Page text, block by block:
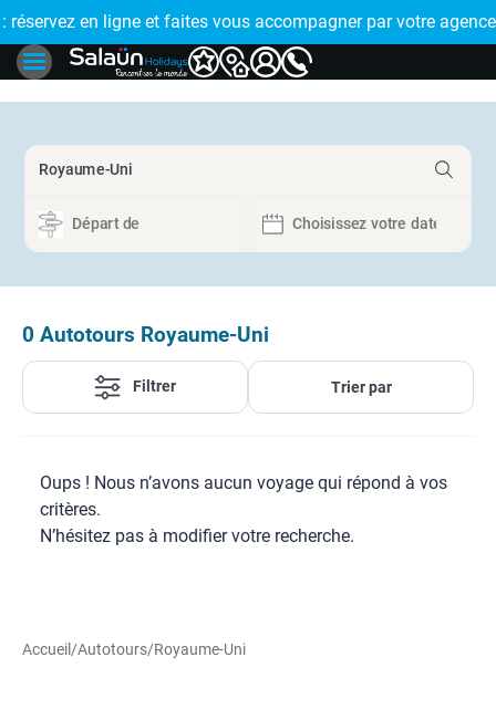
!
: réservez en ligne et faites vous accompagner par votre
🤩
0 Autotours Royaume-Uni
Filtrer Trier par
Oups ! Nous n’avons aucun voyage qui répond à vos
critères.
N’hésitez pas à modifier votre recherche.
Accueil /Autotours/Royaume-Uni